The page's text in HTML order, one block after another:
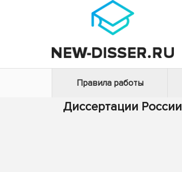
Правила работы
Диссертации России